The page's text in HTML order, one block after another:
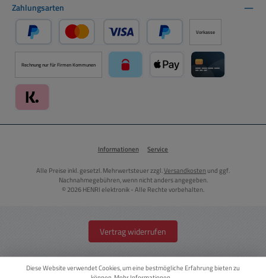
Zahlungsarten
PayPal Kredit- oder Debitkarte über PayPal
Später Bezahlen über PayPal
Vorkasse
Rechnung nur für Firmen Kommunen
Informationen Service
Alle Preise inkl. gesetzl. Mehrwertsteuer zzgl.Versandkosten und ggf.
Nachnahmegebühren, wenn nicht anders angegeben.
© 2026 HENRI elektronik - Alle Rechte vorbehalten.
Vertrag widerrufen
Diese Website verwendet Cookies, um eine bestmögliche Erfahrung bieten zu